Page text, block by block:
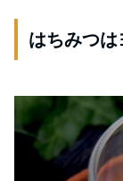
はちみつ